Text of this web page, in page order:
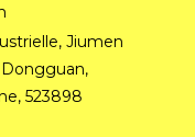
Jiumen
523898